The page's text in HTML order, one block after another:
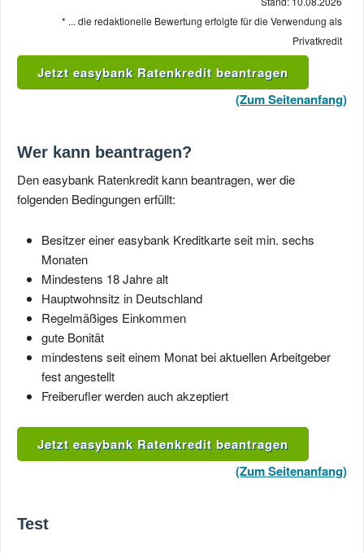
* ... die redaktionelle Bewertung erfolgte für die Verwendung als
Privatkredit
Jetzt easybank Ratenkredit beantragen
(Zum Seitenanfang)
Wer kann beantragen?
Den easybank Ratenkredit kann beantragen, wer die
folgenden Bedingungen erfüllt:
Besitzer einer easybank Kreditkarte seit min. sechs
Monaten
Mindestens 18 Jahre alt
Hauptwohnsitz in Deutschland
Regelmäßiges Einkommen
gute Bonität
mindestens seit einem Monat bei aktuellen Arbeitgeber
fest angestellt
Freiberufler werden auch akzeptiert
Jetzt easybank Ratenkredit beantragen
(Zum Seitenanfang)
Test